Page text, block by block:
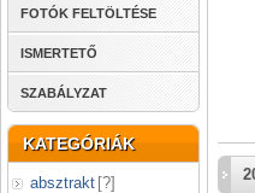
FOTÓK FELTÖLTÉSE
ISMERTETŐ
SZABÁLYZAT
KATEGÓRIÁK
absztrakt [?]